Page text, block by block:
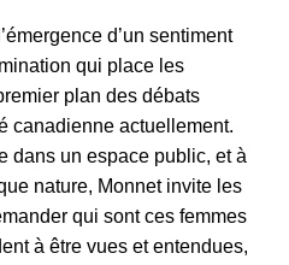
d’un sentiment
qui place les
plan des débats
canadienne actuellement.
dans un espace public, et à
nature, Monnet invite les
qui sont ces femmes
à être vues et entendues,